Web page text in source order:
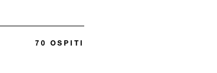
70 OSPITI